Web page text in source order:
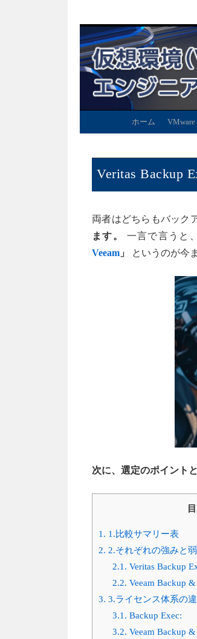
ホーム VMware
Veritas Backup
両者はどちらもバック
ます。
一言で言うと、
Veeam 」 というのが今
次に、選定のポイント
1. 1.比較サマリー表
2. 2.それぞれの強みと
2.1. Veritas Backup
2.2. Veeam Backup
3. 3.ライセンス体系の
3.1. Backup Exec:
3.2. Veeam Backup